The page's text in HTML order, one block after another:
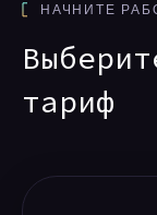
НАЧНИТЕ
тариф